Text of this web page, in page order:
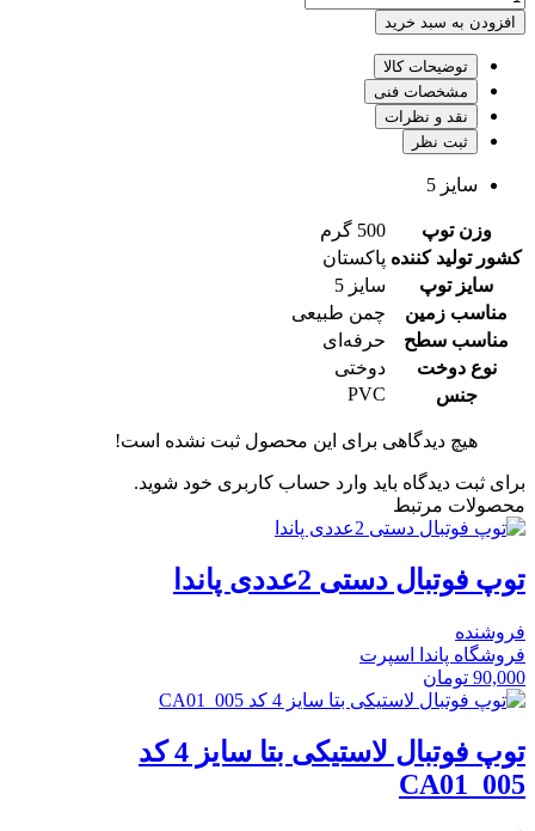
افزودن به سبد خرید
توضیحات کالا
مشخصات فنی
نقد و نظرات
ثبت نظر
سایز 5
وزن توپ
500 گرم
کشور تولید کننده پاکستان
سایز توپ
سایز 5
مناسب زمین
چمن طبیعی
مناسب سطح
حرفه‌ای
نوع دوخت
دوختی
جنس
PVC
هیچ دیدگاهی برای این محصول ثبت نشده است!
برای ثبت دیدگاه باید وارد حساب کاربری خود شوید.
محصولات مرتبط
توپ فوتبال دستی 2عددی پاندا
فروشنده
فروشگاه پاندا اسپرت
90,000 تومان
توپ فوتبال لاستیکی بتا سایز 4 کد
CA01_005